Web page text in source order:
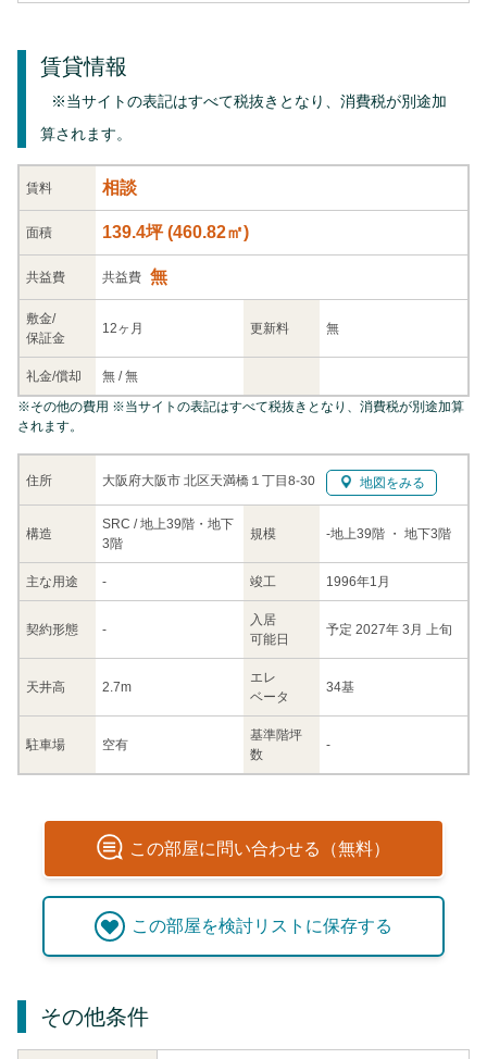
賃貸情報
※当サイトの表記はすべて税抜きとなり、消費税が別途加
算されます。
賃料 相談
面積 139.4坪(460.82㎡)
共益費 共益費 無
敷金/
保証金
12ヶ月 更新料 無
礼金/償却 無 /無
住所 大阪府大阪市 北区天満橋１丁目8-30 地図をみる
構造
SRC / 地上39階・地下
3階
規模 -地上39階 ・ 地下3階
主な用途 - 竣工 1996年1月
契約形態 -
入居
可能日
予定 2027年 3月 上旬
天井高 2.7m
エレ
ベータ
34基
駐車場 空有
基準階坪
数
-
※その他の費用 ※当サイトの表記はすべて税抜きとなり、消費税が別途加算
されます。
この部屋に問い合わせる（無料）
この部屋を検討リストに保存する
その他条件